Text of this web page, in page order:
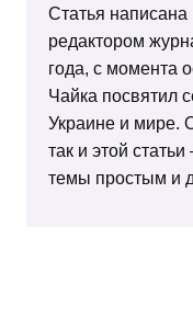
Статья написана
редактором
года, с момента
Чайка посвятил
Украине и мире.
так и этой
темы простым и